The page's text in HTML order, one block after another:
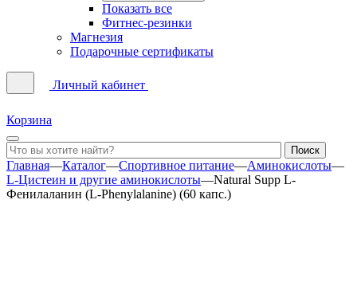
Показать все
Фитнес-резинки
Магнезия
Подарочные сертификаты
Личный кабинет
Корзина
Главная—Каталог—Спортивное питание—Аминокислоты—
L-Цистеин и другие аминокислоты—Natural Supp L-
Фенилаланин (L-Phenylalanine) (60 капс.)